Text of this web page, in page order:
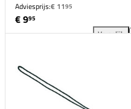
Adviesprijs:€ 1195
€ 995
Vergelijk